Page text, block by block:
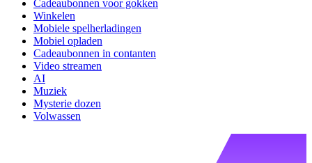
Cadeaubonnen voor gokken
Winkelen
Mobiele spelherladingen
Mobiel opladen
Cadeaubonnen in contanten
Video streamen
AI
Muziek
Mysterie dozen
Volwassen